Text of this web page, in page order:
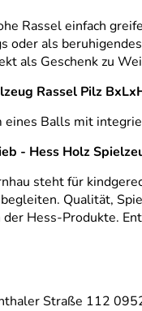
Rassel einfach
oder als
als Geschenk zu
Rassel Pilz
eines Balls mit
- Hess Holz
steht für
Qualität,
der Hess-Produkte.
Straße 112